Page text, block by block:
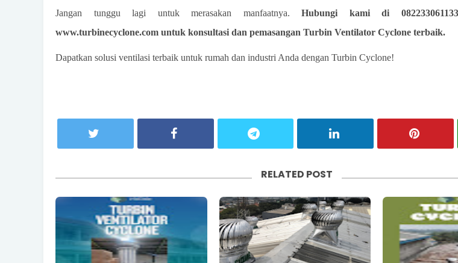
Jangan tunggu lagi untuk merasakan manfaatnya.Hubungi kami di
www.turbinecyclone.com untuk konsultasi dan pemasangan Turbin Ventilator Cyclone terbaik.
Dapatkan solusi ventilasi terbaik untuk rumah dan industri Anda dengan Turbin Cyclone!
RELATED POST